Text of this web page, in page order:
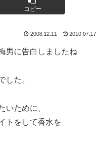
コピー
2008.12.11 2010.07.17
男に告白しましたね
した。
いために、
トをして香水を